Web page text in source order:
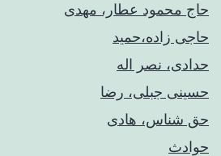
حاج محمود عطار، مهدی
حاجی زاده،حمید
حدادی، نصر اله
حسینی جبلی، رضا
حق شناس، هادی
حوادث